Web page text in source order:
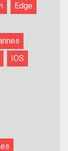
Edge
IOS